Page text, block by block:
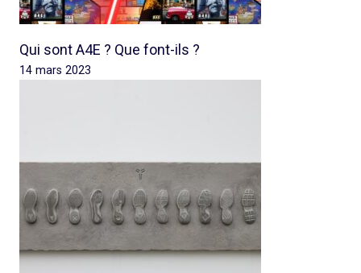
Qui sont A4E ? Que font-ils ?
14 mars 2023